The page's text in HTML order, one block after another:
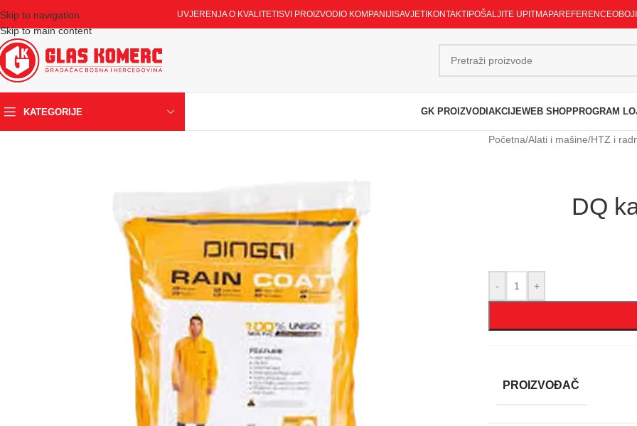
Skip to navigation
Skip to main content
UVJERENJA O KVALITETI SVI PROIZVODI O KOMPANIJI SAVJETI KONTAKTI POŠALJITE UPITMAPAREFERENCE
KATEGORIJE GK PROIZVODI AKCIJEWEB SHOPPROGRAM
Početna/Alati i mašine/HTZ i
DQ
- +
PROIZVOĐAČ